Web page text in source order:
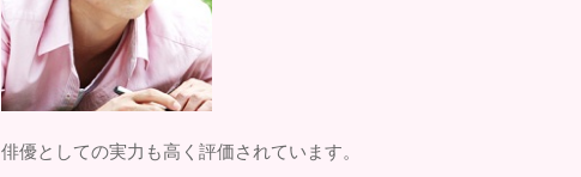
俳優としての実力も高く評価されています。